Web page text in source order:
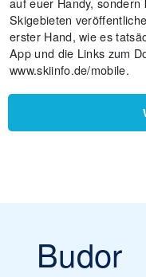
Skigebieten
erster Hand, wie es
App und die Links zum
www.skiinfo.de/mobile.
Budor